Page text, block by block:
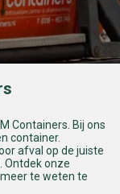
Containers. Bij ons
container.
afval op de juiste
Ontdek onze
te weten te